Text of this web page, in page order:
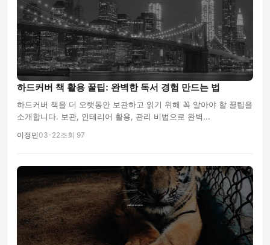
하드커버 책 활용 꿀팁: 완벽한 독서 경험 만드는 법
하드커버 책을 더 오랫동안 보관하고 읽기 위해 꼭 알아야 할 꿀팁을
소개합니다. 보관, 인테리어 활용, 관리 비법으로 완벽...
이정민03-22조회 97